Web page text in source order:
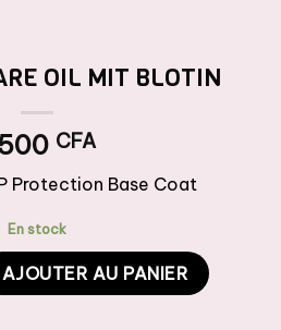
OIL MIT BLOTIN
CFA
Protection Base Coat
En stock
CARE OIL MIT BLOTIN
AJOUTER AU PANIER